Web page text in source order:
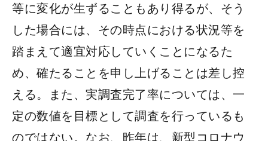
等に変化が生ずることもあり得るが、そう
した場合には、その時点における状況等を
踏まえて適宜対応していくことになるた
め、確たることを申し上げることは差し控
える。また、実調査完了率については、一
定の数値を目標として調査を行っているも
のではない。なお、昨年は、新型コロナウ